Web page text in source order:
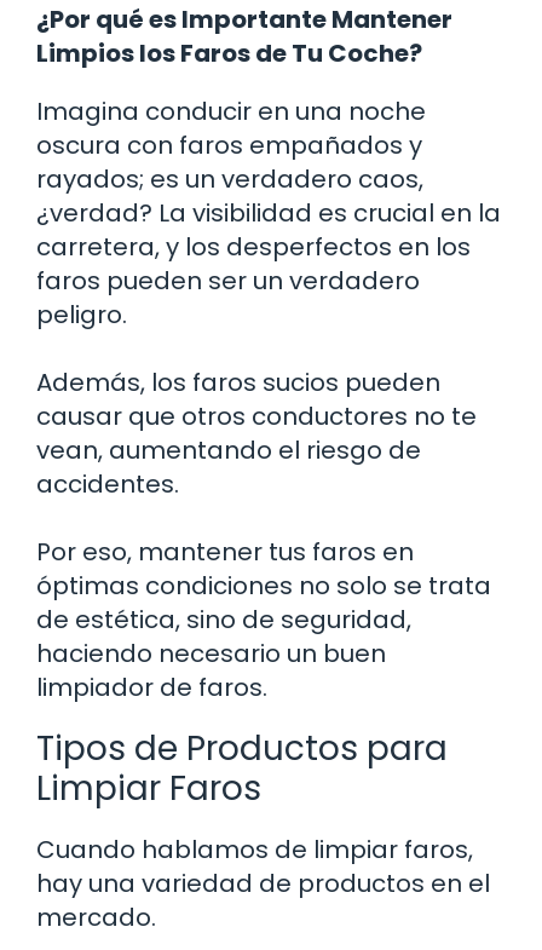
¿Por qué es Importante Mantener
Limpios los Faros de Tu Coche?
Imagina conducir en una noche
oscura con faros empañados y
rayados; es un verdadero caos,
¿verdad? La visibilidad es crucial en la
carretera, y los desperfectos en los
faros pueden ser un verdadero
peligro.
Además, los faros sucios pueden
causar que otros conductores no te
vean, aumentando el riesgo de
accidentes.
Por eso, mantener tus faros en
óptimas condiciones no solo se trata
de estética, sino de seguridad,
haciendo necesario un buen
limpiador de faros.
Tipos de Productos para
Limpiar Faros
Cuando hablamos de limpiar faros,
hay una variedad de productos en el
mercado.